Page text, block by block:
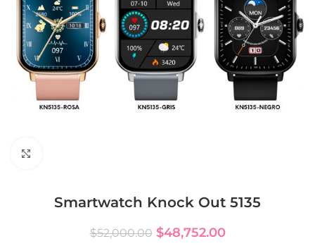
Smartwatch Knock Out 5135
$52,000.00 $48,752.00